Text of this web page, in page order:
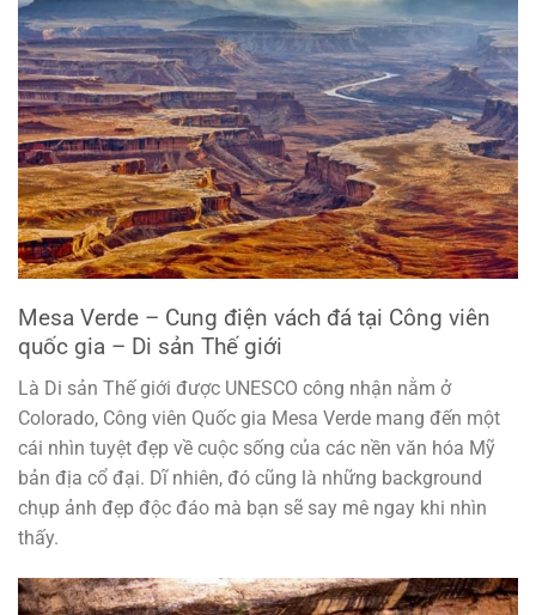
Mesa Verde – Cung điện vách đá tại Công viên
quốc gia – Di sản Thế giới
Là Di sản Thế giới được UNESCO công nhận nằm ở
Colorado, Công viên Quốc gia Mesa Verde mang đến một
cái nhìn tuyệt đẹp về cuộc sống của các nền văn hóa Mỹ
bản địa cổ đại. Dĩ nhiên, đó cũng là những background
chụp ảnh đẹp độc đáo mà bạn sẽ say mê ngay khi nhìn
thấy.